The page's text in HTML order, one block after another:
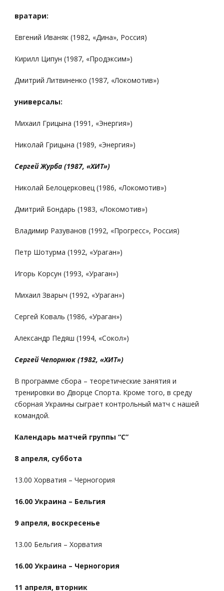
вратари:
Евгений Иваняк (1982, «Дина», Россия)
Кирилл Ципун (1987, «Продэксим»)
Дмитрий Литвиненко (1987, «Локомотив»)
универсалы:
Михаил Грицына (1991, «Энергия»)
Николай Грицына (1989, «Энергия»)
Сергей Журба (1987, «ХИТ»)
Николай Белоцерковец (1986, «Локомотив»)
Дмитрий Бондарь (1983, «Локомотив»)
Владимир Разуванов (1992, «Прогресс», Россия)
Петр Шотурма (1992, «Ураган»)
Игорь Корсун (1993, «Ураган»)
Михаил Зварыч (1992, «Ураган»)
Сергей Коваль (1986, «Ураган»)
Александр Педяш (1994, «Сокол»)
Сергей Чепорнюк (1982, «ХИТ»)
В программе сбора – теоретические занятия и
тренировки во Дворце Спорта. Кроме того, в среду
сборная Украины сыграет контрольный матч с нашей
командой.
Календарь матчей группы “C”
8 апреля, суббота
13.00 Хорватия – Черногория
16.00 Украина – Бельгия
9 апреля, воскресенье
13.00 Бельгия – Хорватия
16.00 Украина – Черногория
11 апреля, вторник